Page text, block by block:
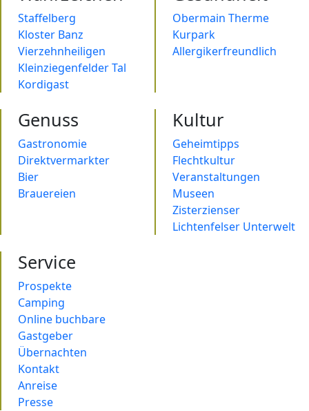
Staffelberg
Kloster Banz
Vierzehnheiligen
Kleinziegenfelder Tal
Kordigast
Obermain Therme
Kurpark
Allergikerfreundlich
Genuss
Gastronomie
Direktvermarkter
Bier
Brauereien
Kultur
Geheimtipps
Flechtkultur
Veranstaltungen
Museen
Zisterzienser
Lichtenfelser Unterwelt
Service
Prospekte
Camping
Online buchbare
Gastgeber
Übernachten
Kontakt
Anreise
Presse